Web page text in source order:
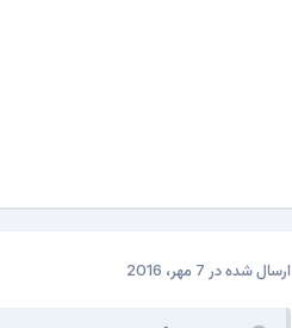
ارسال شده در 7 مهر، 2016